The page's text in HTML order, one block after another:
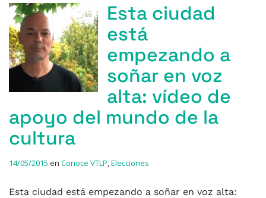
Esta ciudad
está
empezando a
soñar en voz
alta: vídeo de
apoyo del mundo de la
cultura
14/05/2015 en Conoce VTLP,Elecciones
Esta ciudad está empezando a soñar en voz alta: